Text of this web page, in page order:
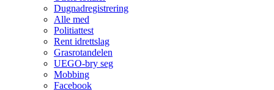
Dugnadregistrering
Alle med
Politiattest
Rent idrettslag
Grasrotandelen
UEGO-bry seg
Mobbing
Facebook